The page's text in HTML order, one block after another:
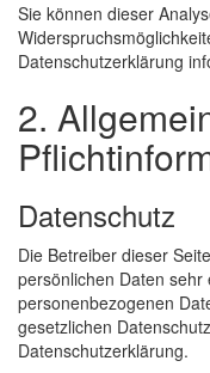
Sie können dieser
Datenschutzerklärung
2.
Datenschutz
Die Betreiber dieser
persönlichen Daten
personenbezogenen
gesetzlichen
Datenschutzerklärung.